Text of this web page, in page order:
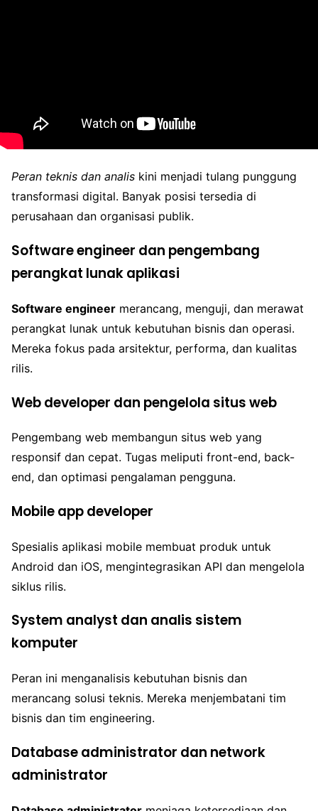
Peran teknis dan analis kini menjadi tulang punggung
transformasi digital. Banyak posisi tersedia di
perusahaan dan organisasi publik.
Software engineer dan pengembang
perangkat lunak aplikasi
Software engineer merancang, menguji, dan merawat
perangkat lunak untuk kebutuhan bisnis dan operasi.
Mereka fokus pada arsitektur, performa, dan kualitas
rilis.
Web developer dan pengelola situs web
Pengembang web membangun situs web yang
responsif dan cepat. Tugas meliputi front-end, back-
end, dan optimasi pengalaman pengguna.
Mobile app developer
Spesialis aplikasi mobile membuat produk untuk
Android dan iOS, mengintegrasikan API dan mengelola
siklus rilis.
System analyst dan analis sistem
komputer
Peran ini menganalisis kebutuhan bisnis dan
merancang solusi teknis. Mereka menjembatani tim
bisnis dan tim engineering.
Database administrator dan network
administrator